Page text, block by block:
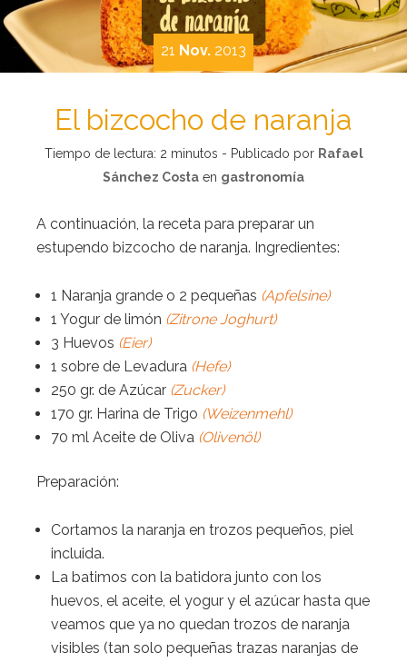
21 Nov. 2013
El bizcocho de naranja
Tiempo de lectura: 2 minutos - Publicado por Rafael
Sánchez Costa en gastronomía
A continuación, la receta para preparar un
estupendo bizcocho de naranja. Ingredientes:
1 Naranja grande o 2 pequeñas (Apfelsine)
1 Yogur de limón (Zitrone Joghurt)
3 Huevos (Eier)
1 sobre de Levadura (Hefe)
250 gr. de Azúcar (Zucker)
170 gr. Harina de Trigo (Weizenmehl)
70 ml Aceite de Oliva (Olivenöl)
Preparación:
Cortamos la naranja en trozos pequeños, piel
incluida.
La batimos con la batidora junto con los
huevos, el aceite, el yogur y el azúcar hasta que
veamos que ya no quedan trozos de naranja
visibles (tan solo pequeñas trazas naranjas de